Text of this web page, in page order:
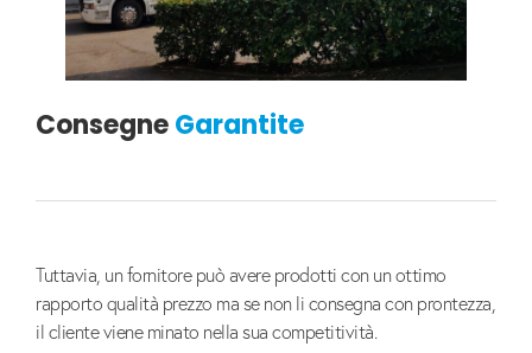
ConsegneGarantite
Tuttavia, un fornitore può avere prodotti con un ottimo
rapporto qualità prezzo ma se non li consegna con prontezza,
il cliente viene minato nella sua competitività.